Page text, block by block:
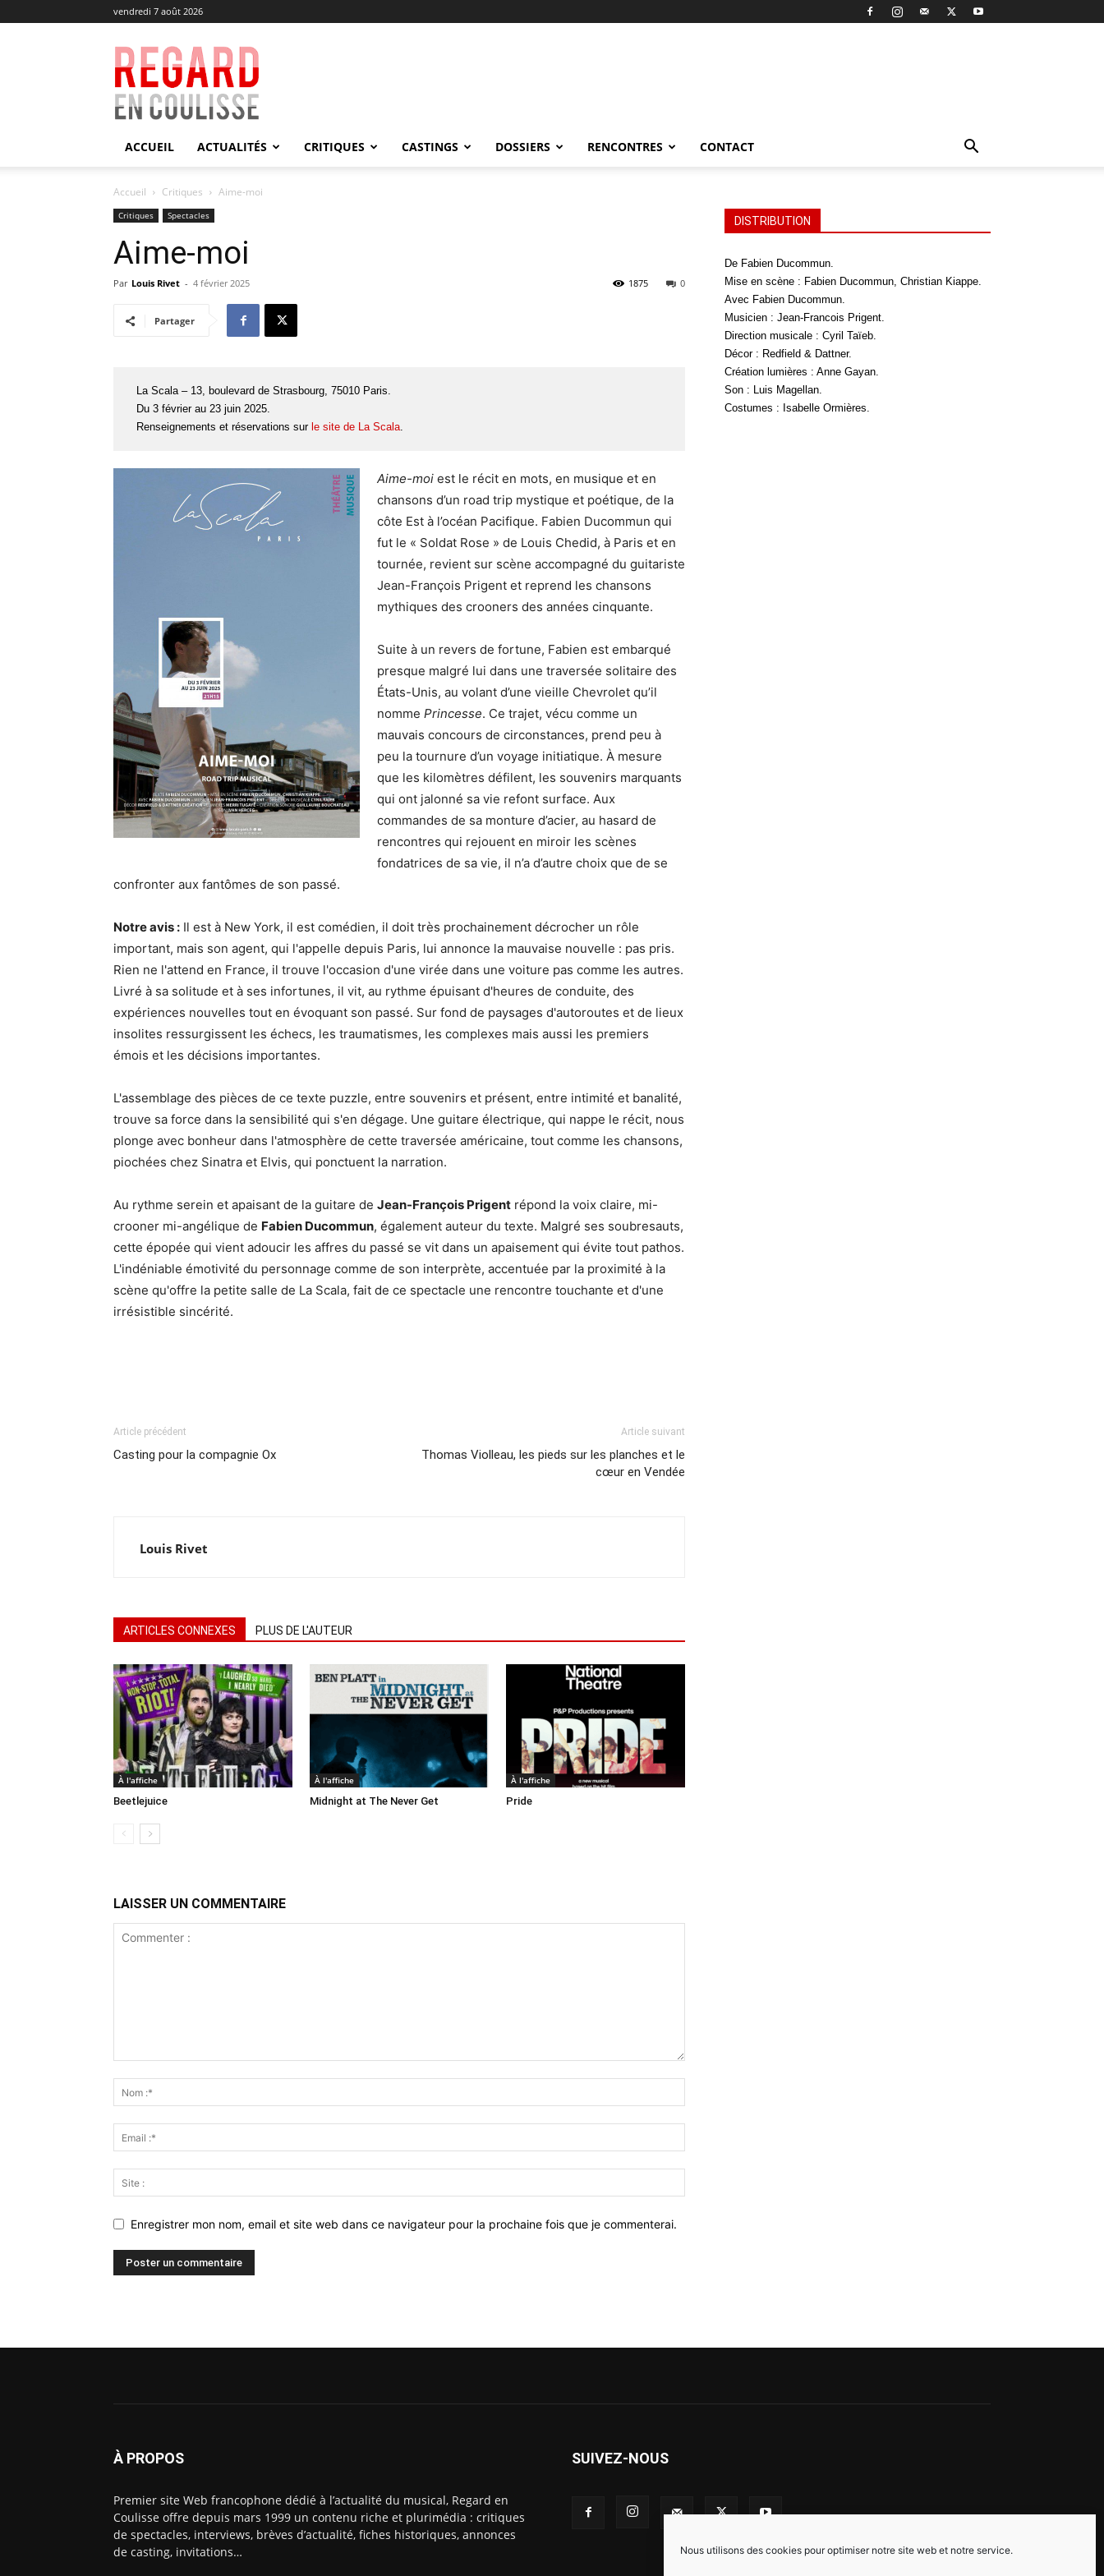
Nous utilisons des cookies pour optimiser notre site web et notre service.
vendredi 7 août 2026
Regard
en
Coulisse
ACCUEIL ACTUALITÉS CRITIQUES CASTINGS DOSSIERS RENCONTRES CONTACT
Accueil Critiques Aime-moi
Critiques Spectacles
Aime-moi
Par Louis Rivet - 4 février 2025 0
1875
Partager
La Scala – 13, boulevard de Strasbourg, 75010 Paris.
Du 3 février au 23 juin 2025.
Renseignements et réservations sur le site de La Scala.
Aime-moi est le récit en mots, en musique et en
chansons d’un road trip mystique et poétique, de la
côte Est à l’océan Pacifique. Fabien Ducommun qui
fut le « Soldat Rose » de Louis Chedid, à Paris et en
tournée, revient sur scène accompagné du guitariste
Jean-François Prigent et reprend les chansons
mythiques des crooners des années cinquante.
Suite à un revers de fortune, Fabien est embarqué
presque malgré lui dans une traversée solitaire des
États-Unis, au volant d’une vieille Chevrolet qu’il
nomme Princesse. Ce trajet, vécu comme un
mauvais concours de circonstances, prend peu à
peu la tournure d’un voyage initiatique. À mesure
que les kilomètres défilent, les souvenirs marquants
qui ont jalonné sa vie refont surface. Aux
commandes de sa monture d’acier, au hasard de
rencontres qui rejouent en miroir les scènes
fondatrices de sa vie, il n’a d’autre choix que de se
confronter aux fantômes de son passé.
Notre avis : Il est à New York, il est comédien, il doit très prochainement décrocher un rôle
important, mais son agent, qui l'appelle depuis Paris, lui annonce la mauvaise nouvelle : pas pris.
Rien ne l'attend en France, il trouve l'occasion d'une virée dans une voiture pas comme les autres.
Livré à sa solitude et à ses infortunes, il vit, au rythme épuisant d'heures de conduite, des
expériences nouvelles tout en évoquant son passé. Sur fond de paysages d'autoroutes et de lieux
insolites ressurgissent les échecs, les traumatismes, les complexes mais aussi les premiers
émois et les décisions importantes.
L'assemblage des pièces de ce texte puzzle, entre souvenirs et présent, entre intimité et banalité,
trouve sa force dans la sensibilité qui s'en dégage. Une guitare électrique, qui nappe le récit, nous
plonge avec bonheur dans l'atmosphère de cette traversée américaine, tout comme les chansons,
piochées chez Sinatra et Elvis, qui ponctuent la narration.
Au rythme serein et apaisant de la guitare de Jean-François Prigent répond la voix claire, mi-
crooner mi-angélique de Fabien Ducommun, également auteur du texte. Malgré ses soubresauts,
cette épopée qui vient adoucir les affres du passé se vit dans un apaisement qui évite tout pathos.
L'indéniable émotivité du personnage comme de son interprète, accentuée par la proximité à la
scène qu'offre la petite salle de La Scala, fait de ce spectacle une rencontre touchante et d'une
irrésistible sincérité.
Article précédent
Casting pour la compagnie Ox
Article suivant
Thomas Violleau, les pieds sur les planches et le
cœur en Vendée
Louis Rivet
ARTICLES CONNEXES PLUS DE L'AUTEUR
À l'affiche
Beetlejuice
À l'affiche
Midnight at The Never Get
À l'affiche
Pride
LAISSER UN COMMENTAIRE
Enregistrer mon nom, email et site web dans ce navigateur pour la prochaine fois que je commenterai.
DISTRIBUTION
De Fabien Ducommun.
Mise en scène : Fabien Ducommun, Christian Kiappe.
Avec Fabien Ducommun.
Musicien : Jean-Francois Prigent.
Direction musicale : Cyril Taïeb.
Décor : Redfield & Dattner.
Création lumières : Anne Gayan.
Son : Luis Magellan.
Costumes : Isabelle Ormières.
À PROPOS
Premier site Web francophone dédié à l’actualité du musical, Regard en
Coulisse offre depuis mars 1999 un contenu riche et plurimédia : critiques
de spectacles, interviews, brèves d’actualité, fiches historiques, annonces
de casting, invitations…
SUIVEZ-NOUS